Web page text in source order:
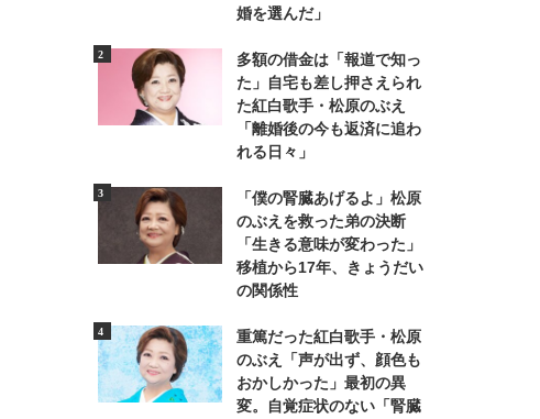
婚を選んだ」
多額の借金は「報道で知っ
た」自宅も差し押さえられ
た紅白歌手・松原のぶえ
「離婚後の今も返済に追わ
れる日々」
「僕の腎臓あげるよ」松原
のぶえを救った弟の決断
「生きる意味が変わった」
移植から17年、きょうだい
の関係性
重篤だった紅白歌手・松原
のぶえ「声が出ず、顔色も
おかしかった」最初の異
変。自覚症状のない「腎臓